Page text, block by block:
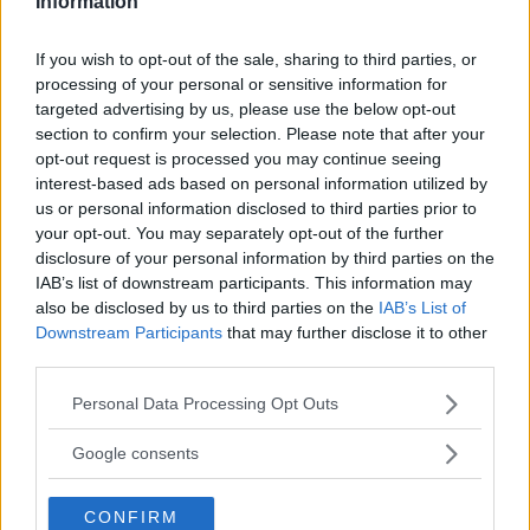
If you wish to opt-out of the sale, sharing to third parties, or
processing of your personal or sensitive information for
targeted advertising by us, please use the below opt-out
section to confirm your selection. Please note that after your
opt-out request is processed you may continue seeing
interest-based ads based on personal information utilized by
us or personal information disclosed to third parties prior to
your opt-out. You may separately opt-out of the further
disclosure of your personal information by third parties on the
IAB’s list of downstream participants. This information may
also be disclosed by us to third parties on the IAB’s List of
Downstream Participants that may further disclose it to other
Please note that this website/app uses one or more Google
not limited to your visit or usage behaviour. You may click to
use your data for below specified purposes in below Google
consent section.
Personal Data Processing Opt Outs
Google consents
CONFIRM
0 kommentarer Gasa (13) Bromsa (9)
Rosttest: Honda CR-V
2.2 i-DTEC (2010)
10 maj 2010
0 kommentarer Gasa (9) Bromsa (3)
Rosttest: Honda CR-V 2,0
Executive
ROST 22 september 2009
0 kommentarer